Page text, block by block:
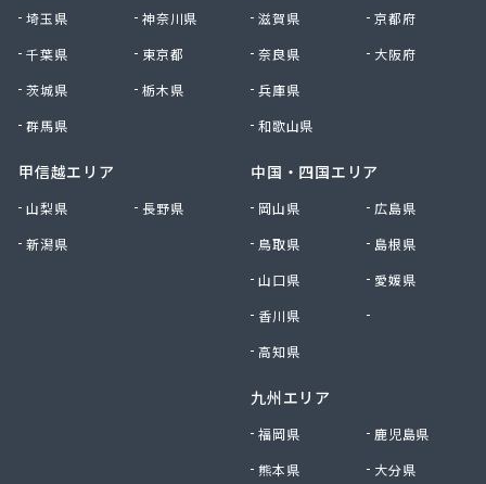
高橋商店
佐藤燃料店
佐野商店
坂本燃料店
三ツ輪液化瓦斯株式会社 東京営業所
三喜屋商店
埼玉県
神奈川県
千葉県
東京都
茨城県
栃木県
群馬県
甲信越エリア
山梨県
長野県
新潟県
滋賀県
京都府
奈良県
大阪府
兵庫県
和歌山県
中国・四国エリア
岡山県
広島県
鳥取県
島根県
山口県
愛媛県
香川県
高知県
九州エリア
福岡県
鹿児島県
熊本県
大分県